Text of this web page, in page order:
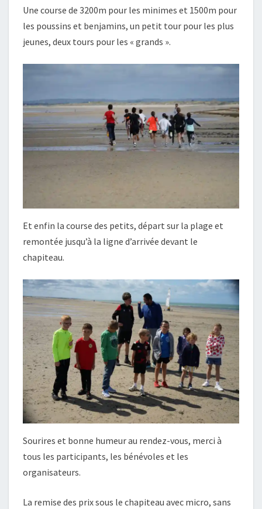
Une course de 3200m pour les minimes et 1500m pour
les poussins et benjamins, un petit tour pour les plus
jeunes, deux tours pour les « grands ».
Et enfin la course des petits, départ sur la plage et
remontée jusqu’à la ligne d’arrivée devant le
chapiteau.
Sourires et bonne humeur au rendez-vous, merci à
tous les participants, les bénévoles et les
organisateurs.
La remise des prix sous le chapiteau avec micro, sans